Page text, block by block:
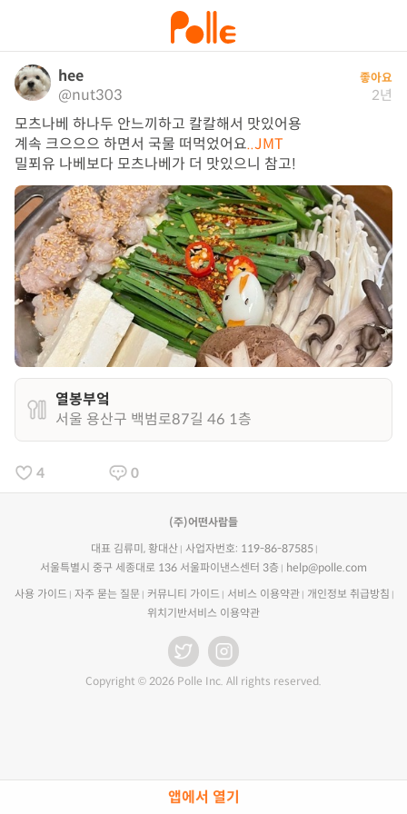
앱에서 열기
hee
@nut303
좋아요
2년
모츠나베 하나두 안느끼하고 칼칼해서 맛있어용
계속 크으으으 하면서 국물 떠먹었어요..JMT
밀푀유 나베보다 모츠나베가 더 맛있으니 참고!
열봉부엌
서울 용산구 백범로87길 46 1층
4 0
(주)어떤사람들
대표 김류미, 황대산
사업자번호: 119-86-87585
서울특별시 중구 세종대로 136 서울파이낸스센터 3층
help@polle.com
사용 가이드 자주 묻는 질문 커뮤니티 가이드 서비스 이용약관
개인정보 취급방침
위치기반서비스 이용약관
Copyright © 2026 Polle Inc. All rights reserved.